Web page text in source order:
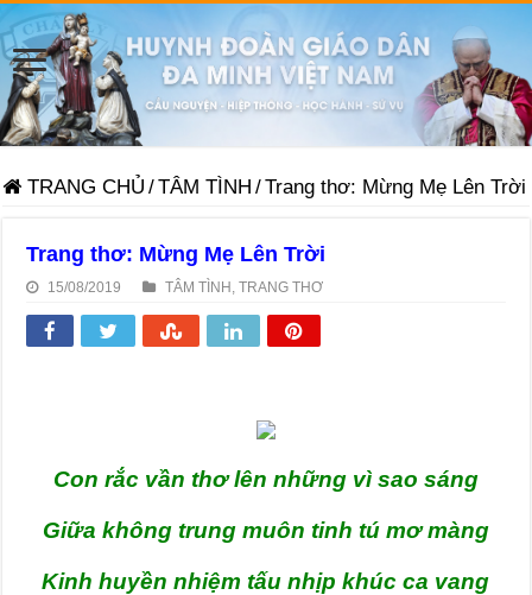
TRANG CHỦ /TÂM TÌNH /Trang thơ: Mừng Mẹ Lên Trời
Trang thơ: Mừng Mẹ Lên Trời
15/08/2019 TÂM TÌNH ,TRANG THƠ
Con rắc vần thơ lên những vì sao sáng
Giữa không trung muôn tinh tú mơ màng
Kinh huyền nhiệm tấu nhịp khúc ca vang